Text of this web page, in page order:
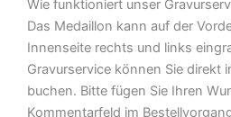
Wie funktioniert unser
Das Medaillon kann auf der
Innenseite rechts und links
Gravurservice können Sie direkt
buchen. Bitte fügen Sie Ihren
Kommentarfeld im